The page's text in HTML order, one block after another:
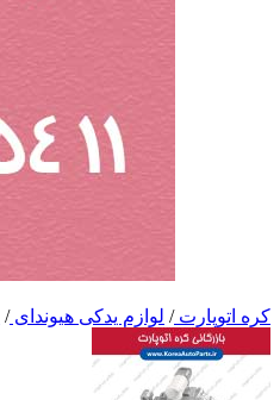
کره اتوپارت/ لوازم یدکی هیوندای/